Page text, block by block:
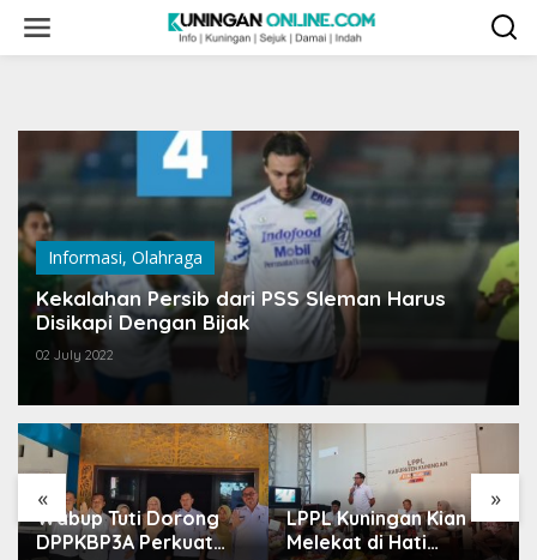
content
Informasi, Olahraga
Kekalahan Persib dari PSS Sleman Harus
Disikapi Dengan Bijak
02 July 2022
« »
Wabup Tuti Dorong
DPPKBP3A Perkuat
LPPL Kuningan Kian
Melekat di Hati